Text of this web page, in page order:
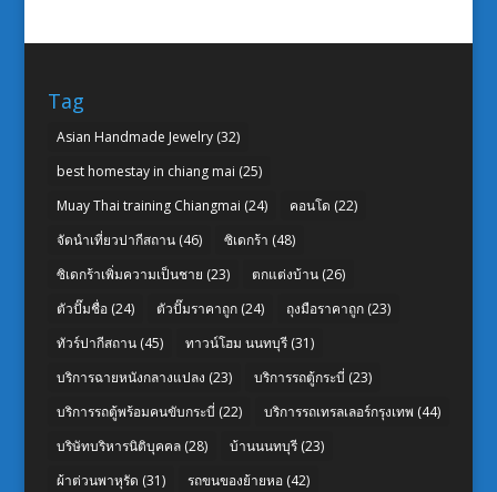
Tag
Asian Handmade Jewelry(32)
best homestay in chiang mai (25)
Muay Thai training Chiangmai (24) คอนโด (22)
จัดนำเที่ยวปากีสถาน(46) ซิเดกร้า (48)
ซิเดกร้าเพิ่มความเป็นชาย (23) ตกแต่งบ้าน(26)
ตัวปั๊มชื่อ(24) ตัวปั๊มราคาถูก(24) ถุงมือราคาถูก(23)
ทัวร์ปากีสถาน(45) ทาวน์โฮม นนทบุรี(31)
บริการฉายหนังกลางแปลง (23) บริการรถตู้กระบี่ (23)
บริการรถตู้พร้อมคนขับกระบี่ (22) บริการรถเทรลเลอร์กรุงเทพ (44)
บริษัทบริหารนิติบุคคล(28) บ้านนนทบุรี(23)
ผ้าต่วนพาหุรัด (31) รถขนของย้ายหอ(42)